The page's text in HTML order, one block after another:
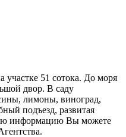
51 сотока. До моря
двор. В саду
лимоны, виноград,
подъезд, развитая
информацию Вы можете